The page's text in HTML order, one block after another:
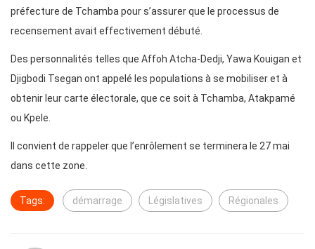
préfecture de Tchamba pour s’assurer que le processus de
recensement avait effectivement débuté.
Des personnalités telles que Affoh Atcha-Dedji, Yawa Kouigan et
Djigbodi Tsegan ont appelé les populations à se mobiliser et à
obtenir leur carte électorale, que ce soit à Tchamba, Atakpamé
ou Kpele.
Il convient de rappeler que l’enrôlement se terminera le 27 mai
dans cette zone.
Tags: démarrage Législatives Régionales